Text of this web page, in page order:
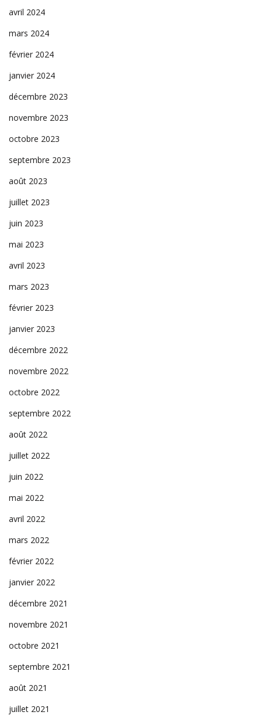
avril 2024
mars 2024
février 2024
janvier 2024
décembre 2023
novembre 2023
octobre 2023
septembre 2023
août 2023
juillet 2023
juin 2023
mai 2023
avril 2023
mars 2023
février 2023
janvier 2023
décembre 2022
novembre 2022
octobre 2022
septembre 2022
août 2022
juillet 2022
juin 2022
mai 2022
avril 2022
mars 2022
février 2022
janvier 2022
décembre 2021
novembre 2021
octobre 2021
septembre 2021
août 2021
juillet 2021